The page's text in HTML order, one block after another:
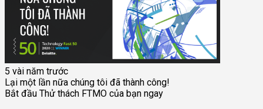
5 vài năm trước
Lại một lần nữa chúng tôi đã thành công!
Bắt đầu Thử thách FTMO của bạn ngay